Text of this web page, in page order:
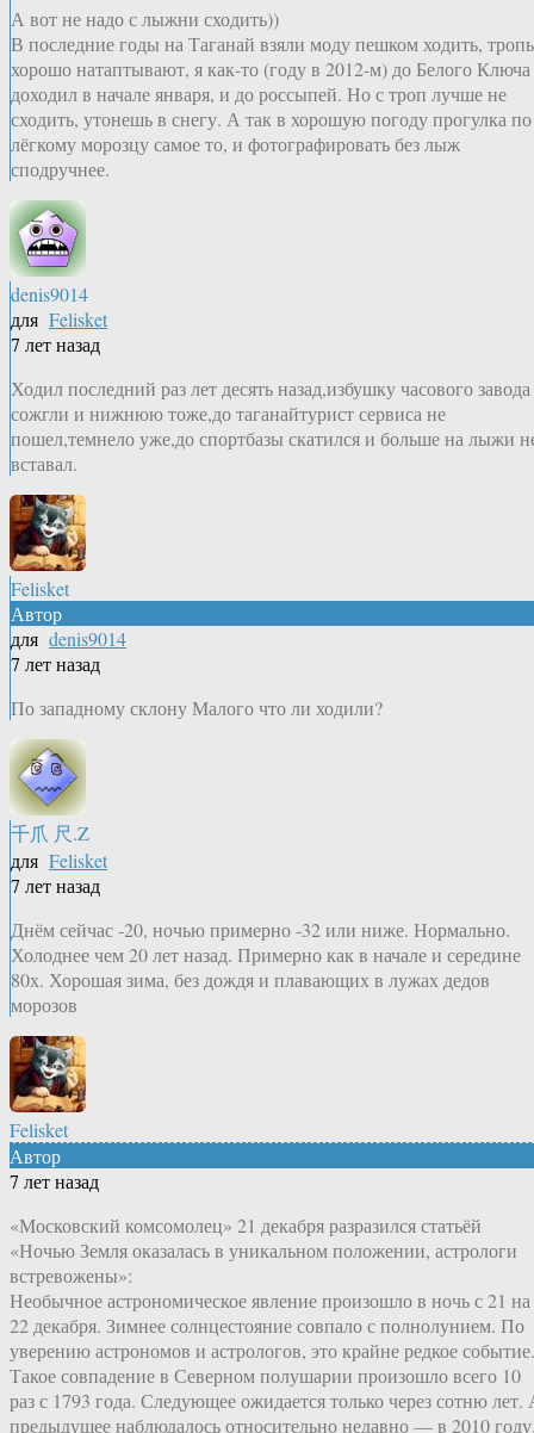
А вот не надо с лыжни сходить))
В последние годы на Таганай взяли моду пешком ходить,
хорошо натаптывают, я как-то (году в 2012-м) до Белого Ключа
доходил в начале января, и до россыпей. Но с троп лучше не
сходить, утонешь в снегу. А так в хорошую погоду прогулка по
лёгкому морозцу самое то, и фотографировать без лыж
сподручнее.
denis9014
для Felisket
7 лет назад
Ходил последний раз лет десять назад,избушку часового завода
сожгли и нижнюю тоже,до таганайтурист сервиса не
пошел,темнело уже,до спортбазы скатился и больше на лыжи
вставал.
Felisket
Автор
для denis9014
7 лет назад
По западному склону Малого что ли ходили?
千爪 尺.Z
для Felisket
7 лет назад
Днём сейчас -20, ночью примерно -32 или ниже. Нормально.
Холоднее чем 20 лет назад. Примерно как в начале и середине
80х. Хорошая зима, без дождя и плавающих в лужах дедов
морозов
Felisket
Автор
7 лет назад
«Московский комсомолец» 21 декабря разразился статьёй
«Ночью Земля оказалась в уникальном положении, астрологи
встревожены»:
Необычное астрономическое явление произошло в ночь с 21 на
22 декабря. Зимнее солнцестояние совпало с полнолунием. По
уверению астрономов и астрологов, это крайне редкое событие.
Такое совпадение в Северном полушарии произошло всего 10
раз с 1793 года. Следующее ожидается только через сотню лет.
предыдущее наблюдалось относительно недавно — в 2010